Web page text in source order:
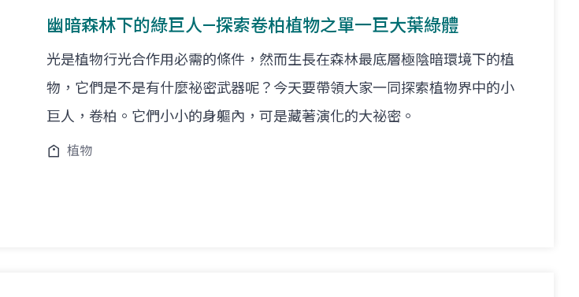
幽暗森林下的綠巨人—探索卷柏植物之單一巨大葉綠體
光是植物行光合作用必需的條件，然而生長在森林最底層極陰暗環境下的植
物，它們是不是有什麼祕密武器呢？今天要帶領大家一同探索植物界中的小
巨人，卷柏。它們小小的身軀內，可是藏著演化的大祕密。
植物